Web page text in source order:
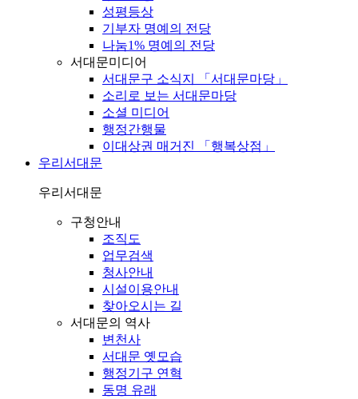
성평등상
기부자 명예의 전당
나눔1% 명예의 전당
서대문미디어
서대문구 소식지 「서대문마당」
소리로 보는 서대문마당
소셜 미디어
행정간행물
이대상권 매거진 「행복상점」
우리서대문
우리서대문
구청안내
조직도
업무검색
청사안내
시설이용안내
찾아오시는 길
서대문의 역사
변천사
서대문 옛모습
행정기구 연혁
동명 유래